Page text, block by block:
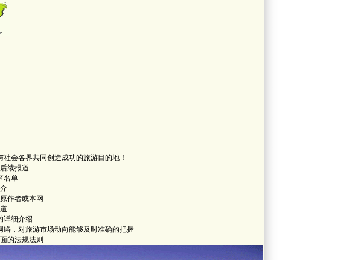
会各界共同创造成功的旅游目的地！
续报道
名单
作者或本网
详细介绍
，对旅游市场动向能够及时准确的把握
的法规法则